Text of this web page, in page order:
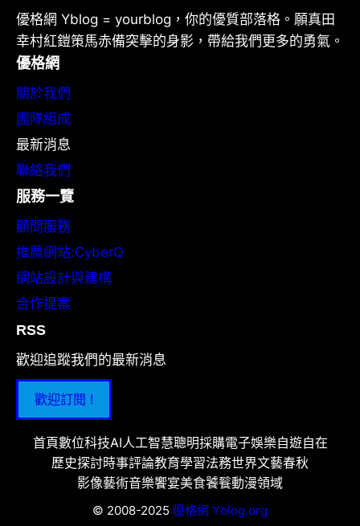
優格網 Yblog = yourblog，你的優質部落格。願真田
幸村紅鎧策馬赤備突擊的身影，帶給我們更多的勇氣。
優格網
關於我們
團隊組成
最新消息
聯絡我們
服務一覽
顧問服務
推薦網站:CyberQ
網站設計與建構
合作提案
RSS
歡迎追蹤我們的最新消息
歡迎訂閱 !
首頁數位科技AI人工智慧聰明採購電子娛樂自遊自在
歷史探討時事評論教育學習法務世界文藝春秋
影像藝術音樂饗宴美食饕餮動漫領域
© 2008-2025 優格網 Yblog.org